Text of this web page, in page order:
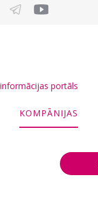
portāls
KOMPĀNIJAS